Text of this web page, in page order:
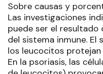
Sobre causas y
Las investigaciones
puede ser el
del sistema inmune. El
los leucocitos
En la psoriasis, las